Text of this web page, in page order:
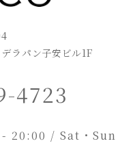
ラパン子安ビル1F
4723
20:00 / Sat・Sun